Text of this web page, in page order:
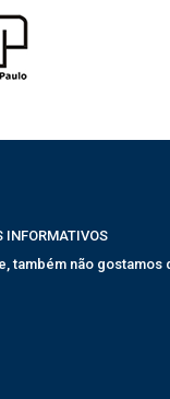
INFORMATIVOS
também não gostamos